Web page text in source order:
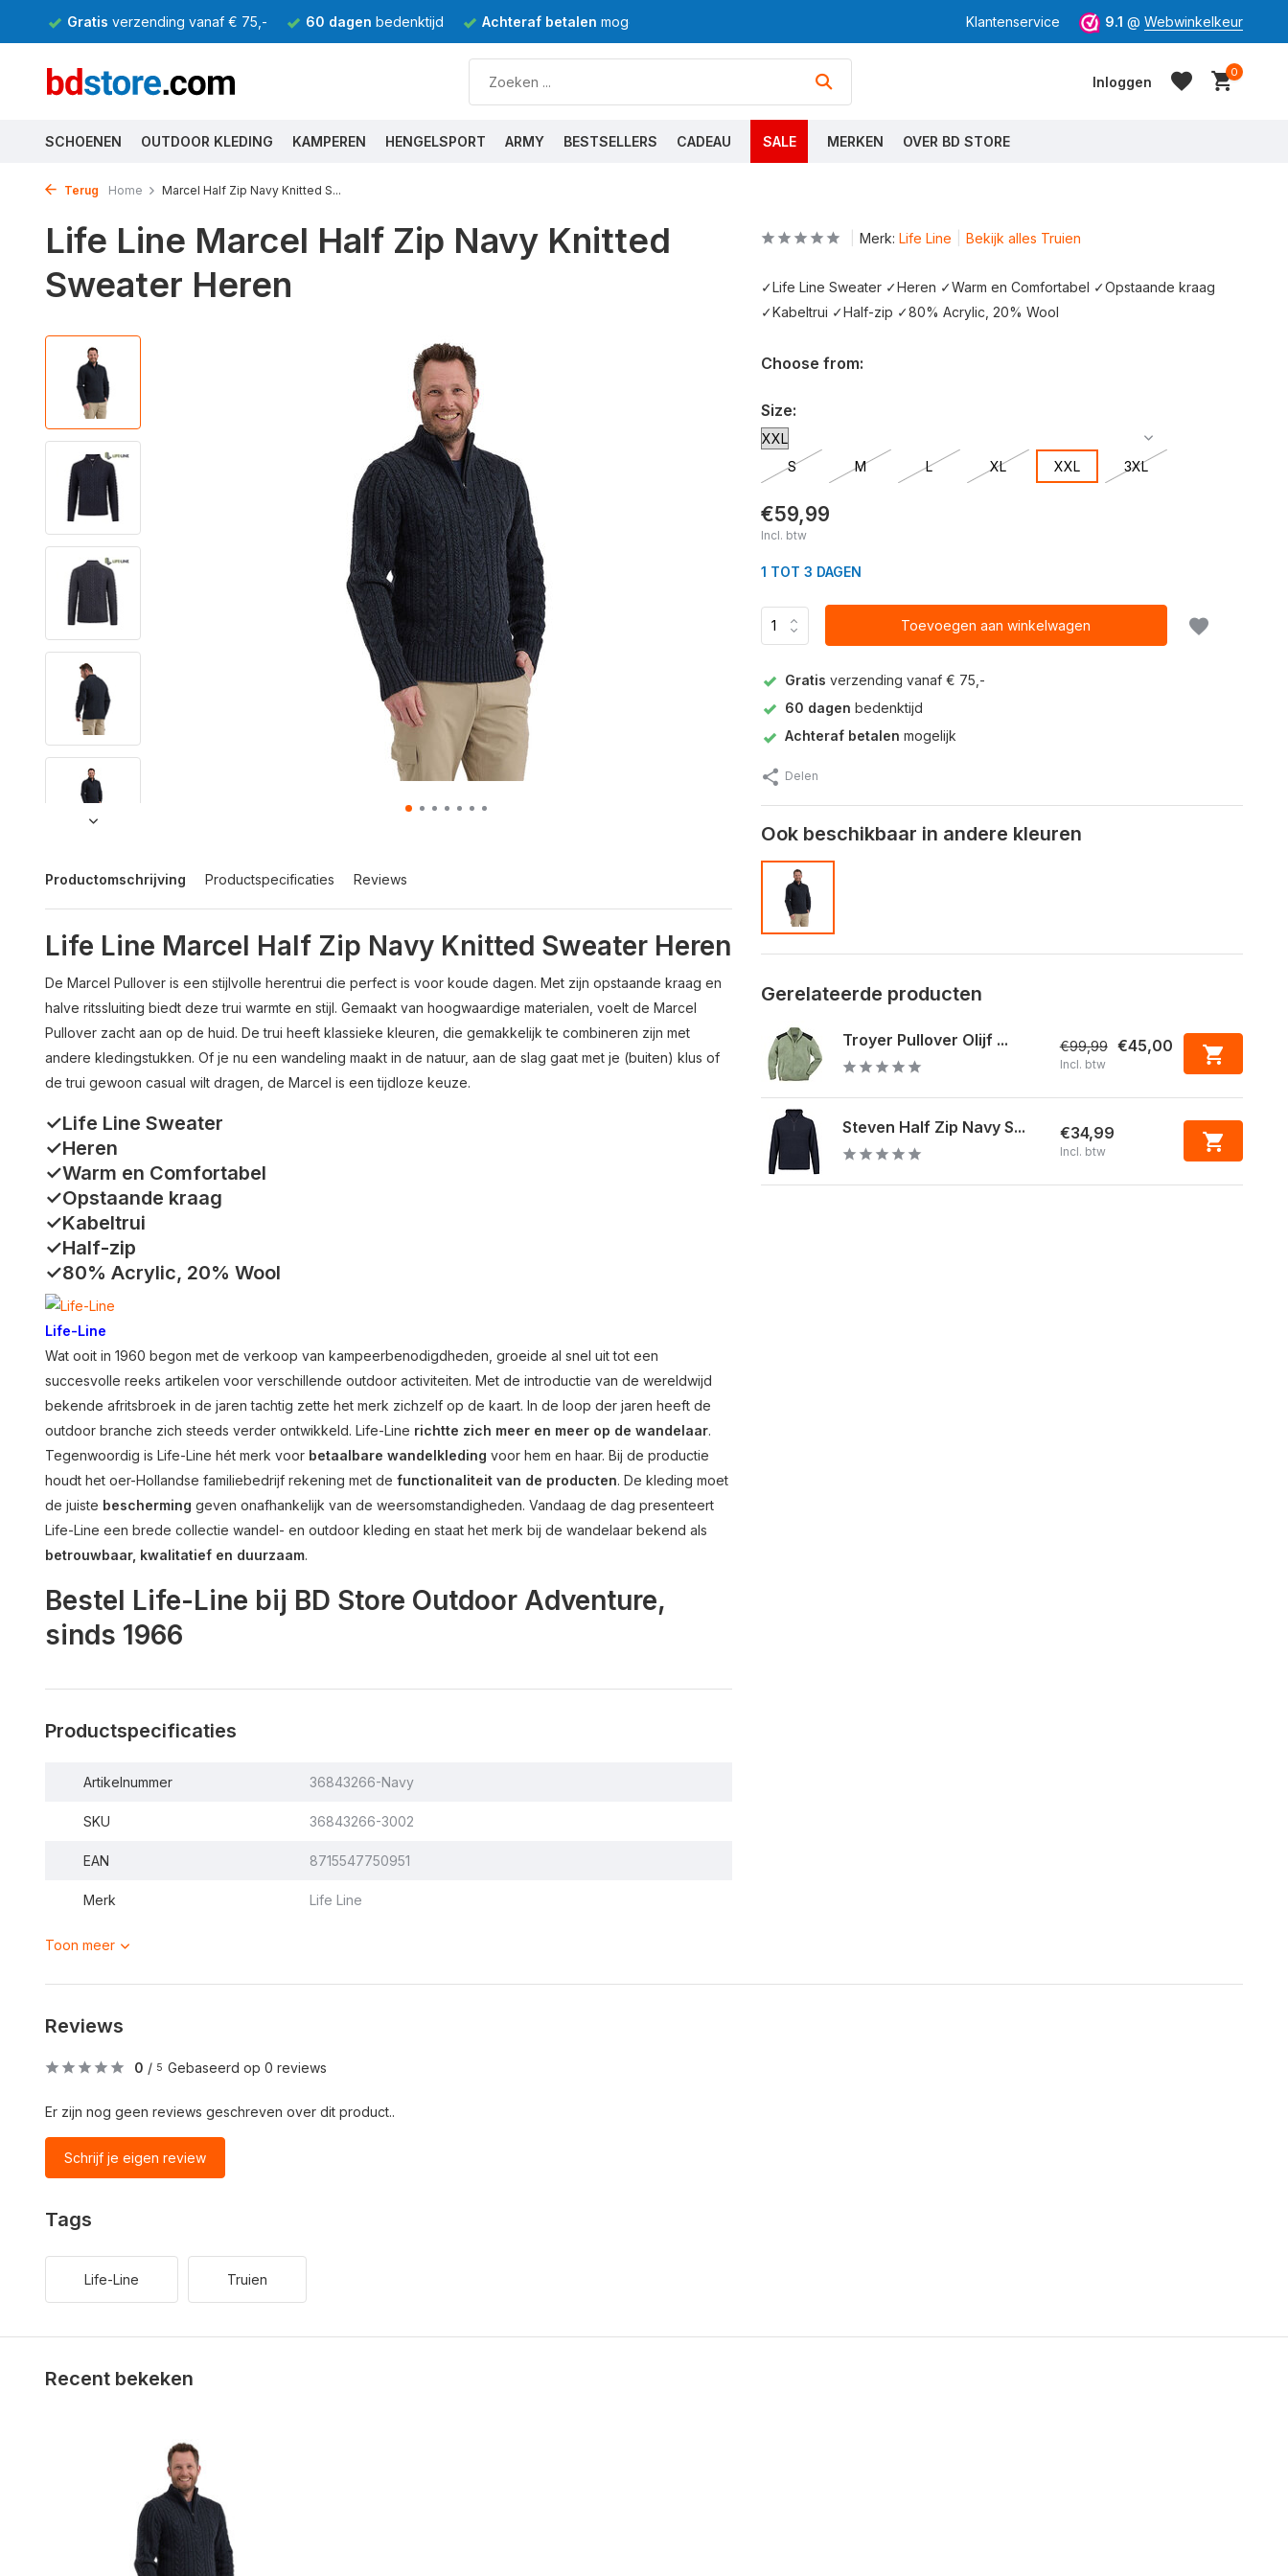
Gratis verzending vanaf € 75,- 60 dagen bedenktijd Achteraf betalen mogelijk Klantenservice 9.1 @ Webwinkelkeur
Inloggen
0
SCHOENEN OUTDOOR KLEDING KAMPEREN HENGELSPORT ARMY BESTSELLERS CADEAU SALE MERKEN OVER BD STORE
Terug Home Marcel Half Zip Navy Knitted S...
Life Line Marcel Half Zip Navy Knitted
Sweater Heren
Productomschrijving Productspecificaties Reviews
Life Line Marcel Half Zip Navy Knitted Sweater Heren
De Marcel Pullover is een stijlvolle herentrui die perfect is voor koude dagen. Met zijn opstaande kraag en
halve ritssluiting biedt deze trui warmte en stijl. Gemaakt van hoogwaardige materialen, voelt de Marcel
Pullover zacht aan op de huid. De trui heeft klassieke kleuren, die gemakkelijk te combineren zijn met
andere kledingstukken. Of je nu een wandeling maakt in de natuur, aan de slag gaat met je (buiten) klus of
de trui gewoon casual wilt dragen, de Marcel is een tijdloze keuze.
✓Life Line Sweater
✓Heren
✓Warm en Comfortabel
✓Opstaande kraag
✓Kabeltrui
✓Half-zip
✓80% Acrylic, 20% Wool
Life-Line
Wat ooit in 1960 begon met de verkoop van kampeerbenodigdheden, groeide al snel uit tot een
succesvolle reeks artikelen voor verschillende outdoor activiteiten. Met de introductie van de wereldwijd
bekende afritsbroek in de jaren tachtig zette het merk zichzelf op de kaart. In de loop der jaren heeft de
outdoor branche zich steeds verder ontwikkeld. Life-Line richtte zich meer en meer op de wandelaar.
Tegenwoordig is Life-Line hét merk voor betaalbare wandelkleding voor hem en haar. Bij de productie
houdt het oer-Hollandse familiebedrijf rekening met de functionaliteit van de producten. De kleding moet
de juiste bescherming geven onafhankelijk van de weersomstandigheden. Vandaag de dag presenteert
Life-Line een brede collectie wandel- en outdoor kleding en staat het merk bij de wandelaar bekend als
betrouwbaar, kwalitatief en duurzaam.
Bestel Life-Line bij BD Store Outdoor Adventure,
sinds 1966
Productspecificaties
Artikelnummer 36843266-Navy
SKU 36843266-3002
EAN 8715547750951
Merk Life Line
Toon meer
Merk: Life Line Bekijk alles Truien
✓Life Line Sweater ✓Heren ✓Warm en Comfortabel ✓Opstaande kraag
✓Kabeltrui ✓Half-zip ✓80% Acrylic, 20% Wool
Choose from:
Size:
S M L XL XXL 3XL
€59,99
Incl. btw
1 TOT 3 DAGEN
Toevoegen aan winkelwagen
Gratis verzending vanaf € 75,-
60 dagen bedenktijd
Achteraf betalen mogelijk
Delen
Ook beschikbaar in andere kleuren
Gerelateerde producten
Troyer Pullover Olijf ... €99,99 €45,00
Incl. btw
Steven Half Zip Navy S... €34,99
Incl. btw
Reviews
0 / 5 Gebaseerd op 0 reviews
Er zijn nog geen reviews geschreven over dit product..
Schrijf je eigen review
Tags
Life-Line Truien
Recent bekeken